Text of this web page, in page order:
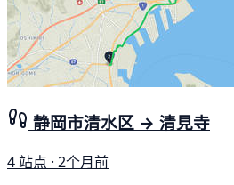
静岡市清水区 → 清見寺
4 站点 · 2个月前